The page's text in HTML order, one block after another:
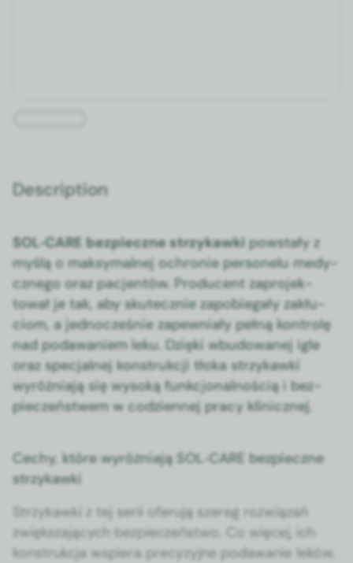
Description
SOL‑CARE bez­pieczne strzykaw­kipow­stały z
myślą o maksy­mal­nej ochronie per­son­elu medy­
cznego oraz pac­jen­tów. Pro­du­cent zapro­jek­
tował je tak, aby skutecznie zapo­b­ie­gały zakłu­
ciom, a jed­nocześnie zapew­ni­ały pełną kon­trolę
nad podawaniem leku. Dzię­ki wbu­dowanej igle
oraz spec­jal­nej kon­strukcji tło­ka strzykaw­ki
wyróż­ni­a­ją się wysoką funkcjon­al­noś­cią i bez­
pieczeńst­wem w codzi­en­nej pra­cy klin­icznej.
Cechy, które wyróżniają SOL‑CARE bezpieczne
strzykawki
Strzykaw­ki z tej serii ofer­u­ją szereg rozwiązań
zwięk­sza­ją­cych bez­pieczeńst­wo. Co więcej, ich
kon­strukc­ja wspiera pre­cyzyjne podawanie leków,